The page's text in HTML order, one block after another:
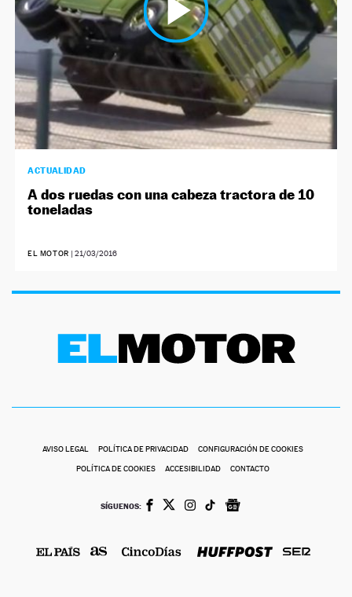
ACTUALIDAD
A dos ruedas con una cabeza tractora de 10
toneladas
EL MOTOR |21/03/2016
AVISO LEGAL POLÍTICA DE PRIVACIDAD CONFIGURACIÓN DE COOKIES
POLÍTICA DE COOKIES ACCESIBILIDAD CONTACTO
SÍGUENOS: